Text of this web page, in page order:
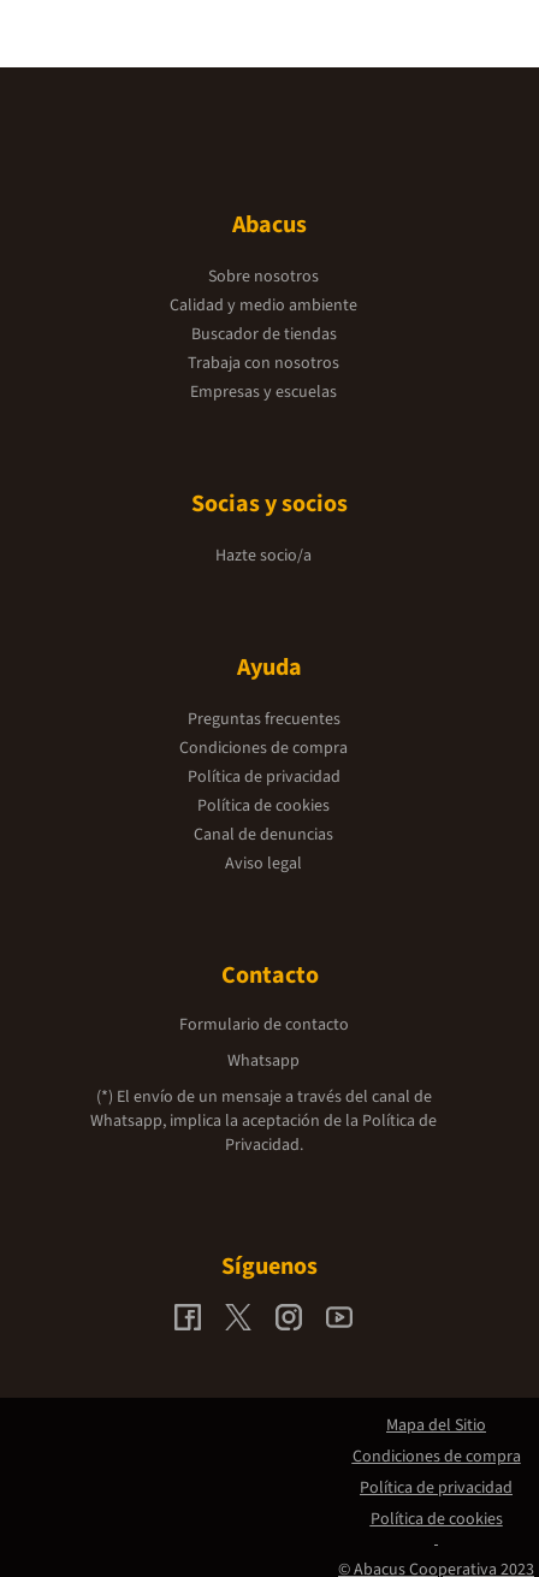
Abacus
Sobre nosotros
Calidad y medio ambiente
Buscador de tiendas
Trabaja con nosotros
Empresas y escuelas
Socias y socios
Hazte socio/a
Ayuda
Preguntas frecuentes
Condiciones de compra
Política de privacidad
Política de cookies
Canal de denuncias
Aviso legal
Contacto
Formulario de contacto
Whatsapp
(*) El envío de un mensaje a través del canal de
Whatsapp, implica la aceptación de la Política de
Privacidad.
Síguenos
© Abacus Cooperativa 2023
Mapa del Sitio
Condiciones de compra
Política de privacidad
Política de cookies